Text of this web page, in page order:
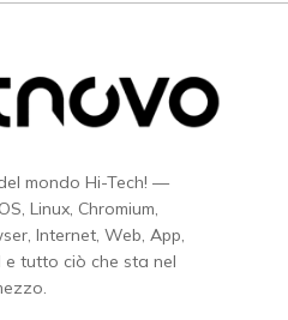
mondo Hi-Tech! —
Linux, Chromium,
Internet, Web, App,
e tutto ciò che sta nel